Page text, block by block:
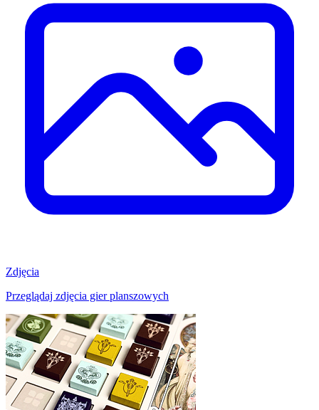
Zdjęcia
Przeglądaj zdjęcia gier planszowych